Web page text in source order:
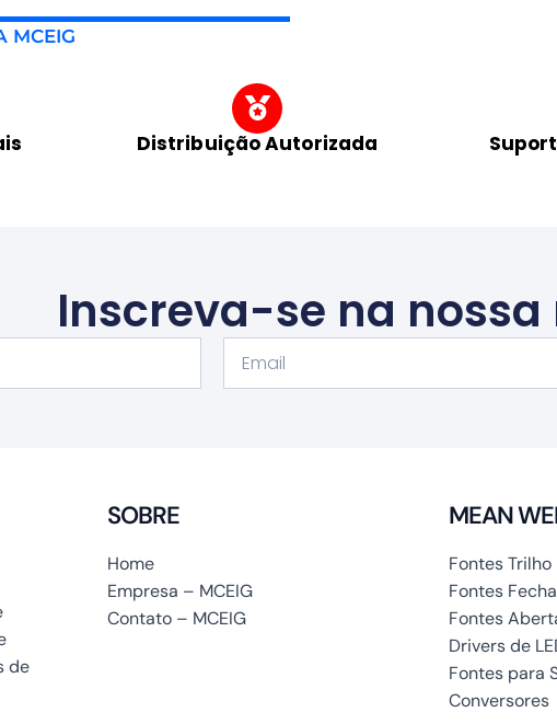
MCEIG
Distribuição Autorizada
Inscreva-se na
de
SOBRE
Home
Empresa – MCEIG
Contato – MCEIG
MEAN
Fontes Trilho
Fontes
Fontes
Drivers de
Fontes para
Conversores